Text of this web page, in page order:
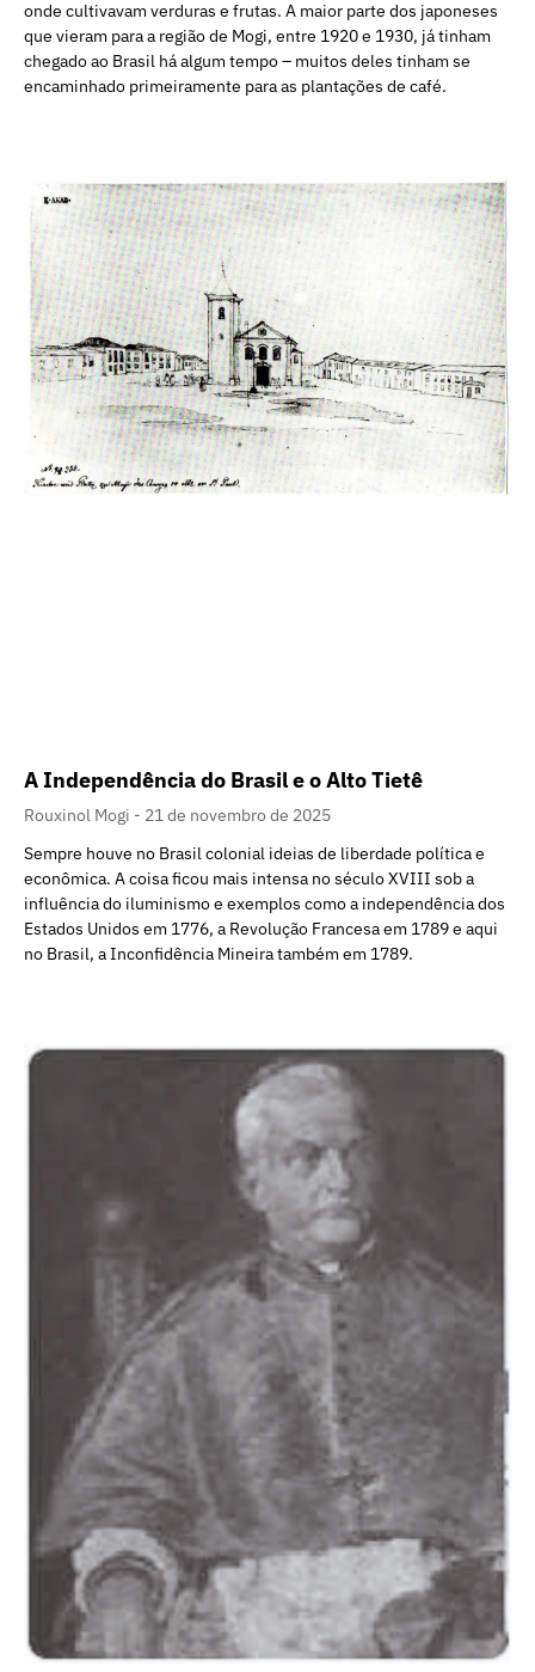
onde cultivavam verduras e frutas. A maior parte dos japoneses
que vieram para a região de Mogi, entre 1920 e 1930, já tinham
chegado ao Brasil há algum tempo – muitos deles tinham se
encaminhado primeiramente para as plantações de café.
A Independência do Brasil e o Alto Tietê
Rouxinol Mogi
21 de novembro de 2025
Sempre houve no Brasil colonial ideias de liberdade política e
econômica. A coisa ficou mais intensa no século XVIII sob a
influência do iluminismo e exemplos como a independência dos
Estados Unidos em 1776, a Revolução Francesa em 1789 e aqui
no Brasil, a Inconfidência Mineira também em 1789.